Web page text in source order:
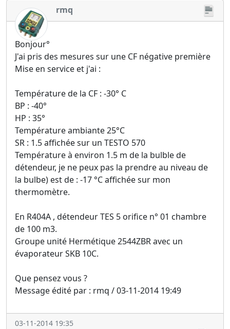
rmq
Bonjour°
J'ai pris des mesures sur une CF négative première
Mise en service et j'ai :
Température de la CF : -30° C
BP : -40°
HP : 35°
Température ambiante 25°C
SR : 1.5 affichée sur un TESTO 570
Température à environ 1.5 m de la bulble de
détendeur, je ne peux pas la prendre au niveau de
la bulbe) est de : -17 °C affichée sur mon
thermomètre.
En R404A , détendeur TES 5 orifice n° 01 chambre
de 100 m3.
Groupe unité Hermétique 2544ZBR avec un
évaporateur SKB 10C.
Que pensez vous ?
Message édité par : rmq / 03-11-2014 19:49
03-11-2014 19:35